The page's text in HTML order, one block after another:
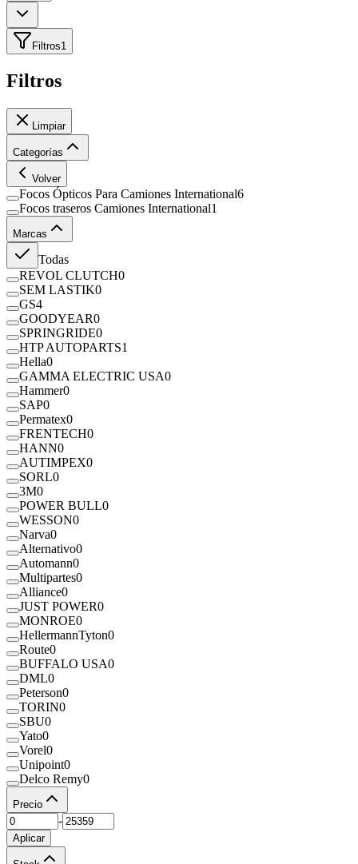
Filtros1
Filtros
Limpiar
Categorías
Volver
Focos Ópticos Para Camiones International6
Focos traseros Camiones International1
Marcas
Todas
REVOL CLUTCH0
SEM LASTIK0
GS4
GOODYEAR0
SPRINGRIDE0
HTP AUTOPARTS1
Hella0
GAMMA ELECTRIC USA0
Hammer0
SAP0
Permatex0
FRENTECH0
HANN0
AUTIMPEX0
SORL0
3M0
POWER BULL0
WESSON0
Narva0
Alternativo0
Automann0
Multipartes0
Alliance0
JUST POWER0
MONROE0
HellermannTyton0
Route0
BUFFALO USA0
DML0
Peterson0
TORIN0
SBU0
Yato0
Vorel0
Unipoint0
Delco Remy0
Precio
-
Aplicar